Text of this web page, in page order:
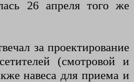
26 апреля того же
за проектирование
(смотровой и
навеса для приема и